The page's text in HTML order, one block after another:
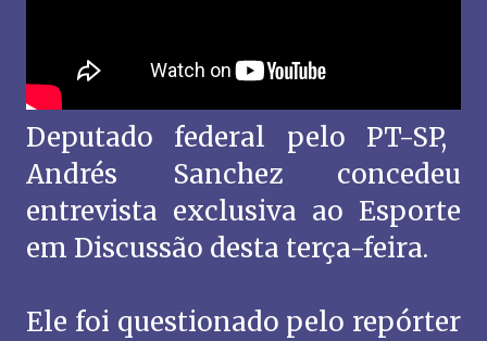
Deputado federal pelo PT-SP,
Andrés Sanchez concedeu
entrevista exclusiva ao Esporte
em Discussão desta terça-feira.
Ele foi questionado pelo repórter